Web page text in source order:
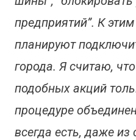
предприятий”. К
планируют
города. Я считаю,
подобных акций
процедуре
всегда есть, даже